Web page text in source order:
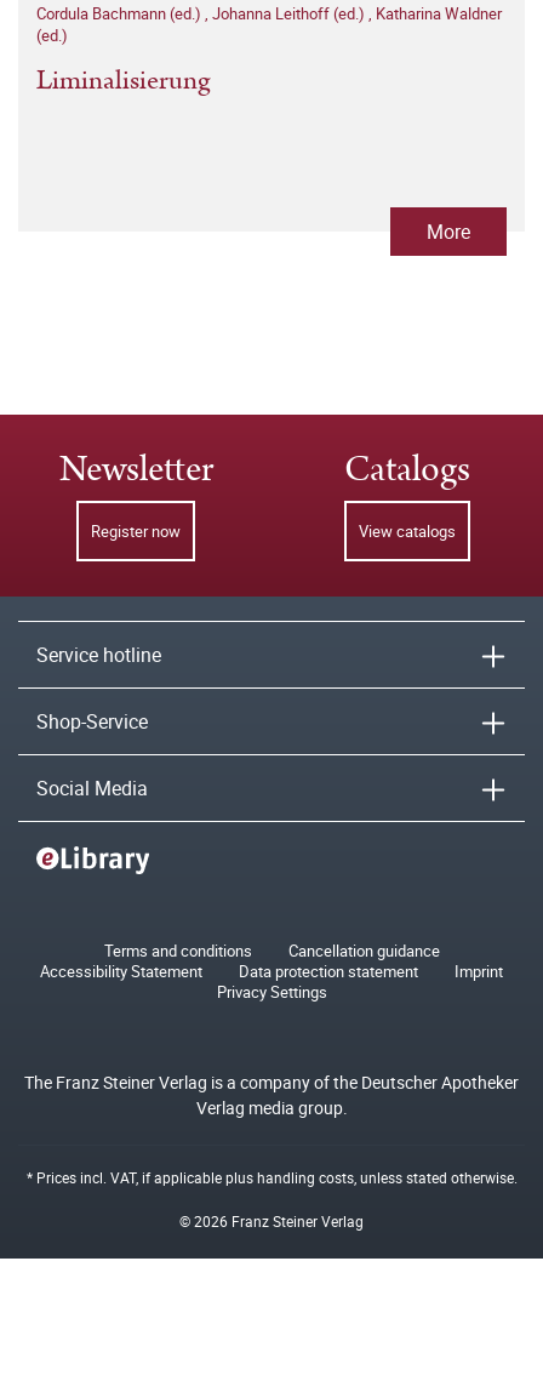
Cordula Bachmann (ed.) , Johanna Leithoff (ed.) , Katharina Waldner
(ed.)
Liminalisierung
More
Newsletter
Register now
Catalogs
View catalogs
Service hotline
Shop-Service
Social Media
Terms and conditions
Cancellation guidance
Accessibility Statement
Data protection statement
Imprint
Privacy Settings
The Franz Steiner Verlag is a company of the Deutscher Apotheker
Verlag media group.
* Prices incl. VAT, if applicable plushandling costs, unless stated otherwise.
© 2026 Franz Steiner Verlag